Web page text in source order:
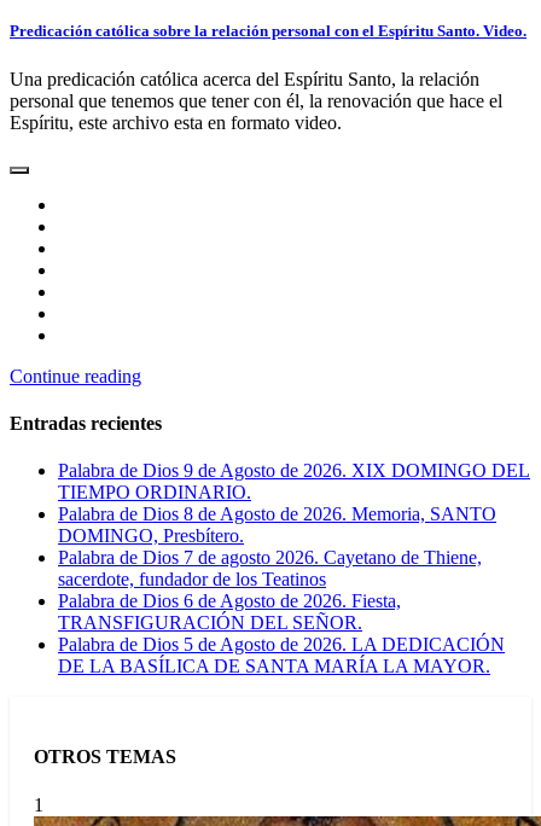
Predicación católica sobre la relación personal con el Espíritu Santo. Video.
Una predicación católica acerca del Espíritu Santo, la relación
personal que tenemos que tener con él, la renovación que hace el
Espíritu, este archivo esta en formato video.
Continue reading
Entradas recientes
Palabra de Dios 9 de Agosto de 2026. XIX DOMINGO DEL
TIEMPO ORDINARIO.
Palabra de Dios 8 de Agosto de 2026. Memoria, SANTO
DOMINGO, Presbítero.
Palabra de Dios 7 de agosto 2026. Cayetano de Thiene,
sacerdote, fundador de los Teatinos
Palabra de Dios 6 de Agosto de 2026. Fiesta,
TRANSFIGURACIÓN DEL SEÑOR.
Palabra de Dios 5 de Agosto de 2026. LA DEDICACIÓN
DE LA BASÍLICA DE SANTA MARÍA LA MAYOR.
OTROS TEMAS
1